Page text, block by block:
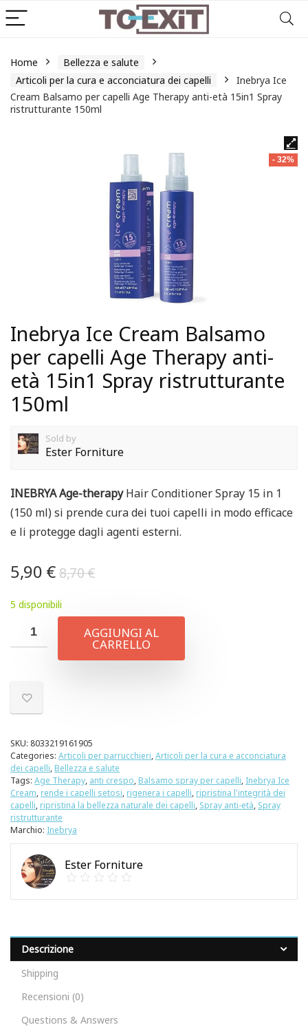
Home
Bellezza e salute
Articoli per la cura e acconciatura dei capelli
Inebrya Ice
Cream Balsamo per capelli Age Therapy anti-età 15in1 Spray
ristrutturante 150ml
- 32%
Inebrya Ice Cream Balsamo
per capelli Age Therapy anti-
età 15in1 Spray ristrutturante
150ml
Sold by
Ester Forniture
INEBRYA Age-therapyHair Conditioner Spray 15 in 1
(150 ml) si prende cura dei tuoi capelli in modo efficace
e li protegge dagli agenti esterni.
8,70€
5,90 €
5 disponibili
AGGIUNGI AL
CARRELLO
SKU: 8033219161905
Categories: Articoli per parrucchieri,Articoli per la cura e acconciatura
dei capelli, Bellezza e salute
Tags: Age Therapy, anti crespo, Balsamo spray per capelli, Inebrya Ice
Cream, rende i capelli setosi, rigenera i capelli, ripristina l'integrità dei
capelli, ripristina la bellezza naturale dei capelli, Spray anti-età, Spray
ristrutturante
Marchio: Inebrya
Ester Forniture
Descrizione
Shipping
Recensioni (0)
Questions & Answers